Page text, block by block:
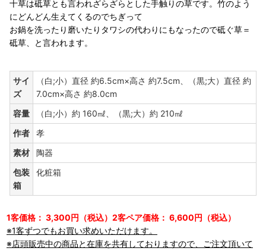
十草は砥草とも言われざらざらとした手触りの草です。竹のよう
にどんどん生えてくるのでちぎって
お鍋を洗ったり磨いたりタワシの代わりにもなったので砥ぐ草＝
砥草、と言われます。
サイ
ズ
（白;小）直径 約6.5cm×高さ 約7.5cm、（黒;大）直径 約
7.0cm×高さ 約8.0cm
容量
（白;小）約 160㎖、（黒;大）約 210㎖
作者
孝
素材
陶器
包装
箱
化粧箱
1客価格： 3,300円（税込）2客ペア価格： 6,600円（税込）
※1客ずつでもお買い求めいただけます。
※店頭販売中の商品と在庫を共有しておりますので、ご注文頂いて